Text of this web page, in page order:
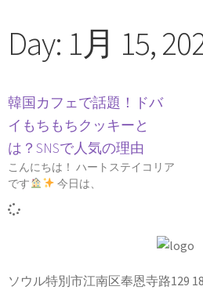
Day: 1月 15,
韓国カフェで話題！ドバ
イもちもちクッキーと
は？SNSで人気の理由
こんにちは！ ハートステイコリア
です
今日は、
ソウル特別市江南区奉恩寺路129